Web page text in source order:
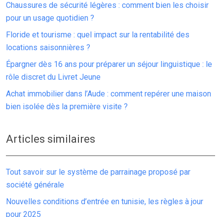
Chaussures de sécurité légères : comment bien les choisir
pour un usage quotidien ?
Floride et tourisme : quel impact sur la rentabilité des
locations saisonnières ?
Épargner dès 16 ans pour préparer un séjour linguistique : le
rôle discret du Livret Jeune
Achat immobilier dans l’Aude : comment repérer une maison
bien isolée dès la première visite ?
Articles similaires
Tout savoir sur le système de parrainage proposé par
société générale
Nouvelles conditions d’entrée en tunisie, les règles à jour
pour 2025